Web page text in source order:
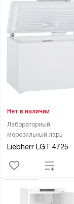
Лабораторный
морозильный ларь
Liebherr LGT 4725
Нет в наличии